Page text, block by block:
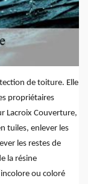
de toiture. Elle
propriétaires
Lacroix Couverture,
tuiles, enlever les
les restes de
la résine
ou coloré